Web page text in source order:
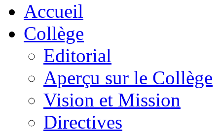
Accueil
Collège
Editorial
Aperçu sur le Collège
Vision et Mission
Directives